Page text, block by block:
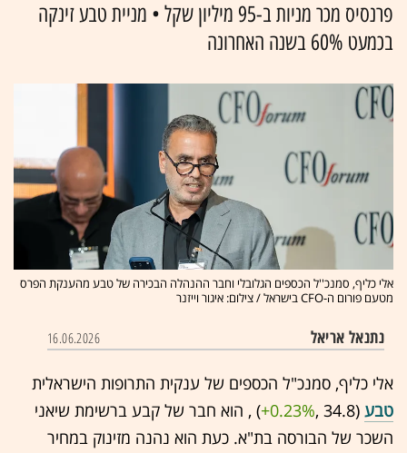
פרנסיס מכר מניות ב-95 מיליון שקל • מניית טבע זינקה
בכמעט 60% בשנה האחרונה
אלי כליף, סמנכ''ל הכספים הגלובלי וחבר ההנהלה הבכירה של טבע מהענקת הפרס
מטעם פורום ה-CFO בישראל / צילום: איגור וייזנר
נתנאל אריאל 16.06.2026
אלי כליף, סמנכ"ל הכספים של ענקית התרופות הישראלית
טבע (34.8 ,‎
+0.23%‏) , הוא חבר של קבע ברשימת שיאני
השכר של הבורסה בת"א. כעת הוא נהנה מזינוק במחיר